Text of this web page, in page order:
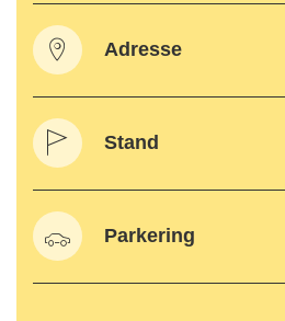
Adresse
Stand
Parkering